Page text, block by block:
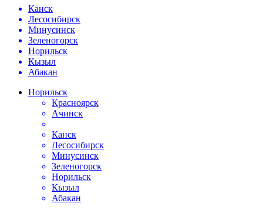
Канск
Лесосибирск
Минусинск
Зеленогорск
Норильск
Кызыл
Абакан
Норильск
Красноярск
Ачинск
Канск
Лесосибирск
Минусинск
Зеленогорск
Норильск
Кызыл
Абакан